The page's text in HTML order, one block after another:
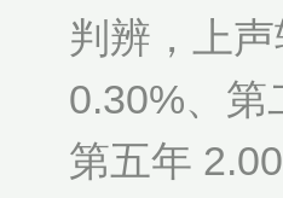
判辨，上
0.30%、第
第五年